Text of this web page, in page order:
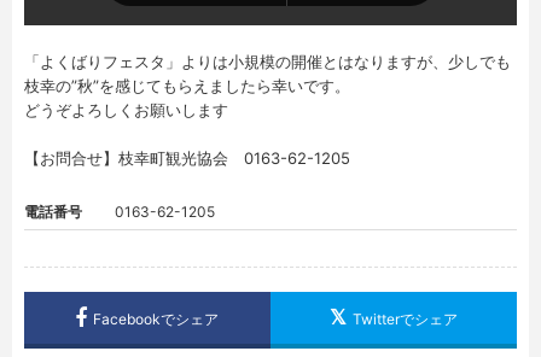
「よくばりフェスタ」よりは小規模の開催とはなりますが、少しでも
枝幸の”秋”を感じてもらえましたら幸いです。
どうぞよろしくお願いします
【お問合せ】枝幸町観光協会 0163-62-1205
電話番号 0163-62-1205
Facebookでシェア Twitterでシェア